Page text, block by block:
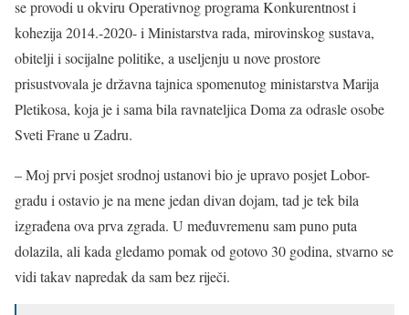
se provodi u okviru Operativnog programa Konkurentnost i
kohezija 2014.-2020- i Ministarstva rada, mirovinskog sustava,
obitelji i socijalne politike, a useljenju u nove prostore
prisustvovala je državna tajnica spomenutog ministarstva Marija
Pletikosa, koja je i sama bila ravnateljica Doma za odrasle osobe
Sveti Frane u Zadru.
– Moj prvi posjet srodnoj ustanovi bio je upravo posjet Lobor-
gradu i ostavio je na mene jedan divan dojam, tad je tek bila
izgrađena ova prva zgrada. U međuvremenu sam puno puta
dolazila, ali kada gledamo pomak od gotovo 30 godina, stvarno se
vidi takav napredak da sam bez riječi.